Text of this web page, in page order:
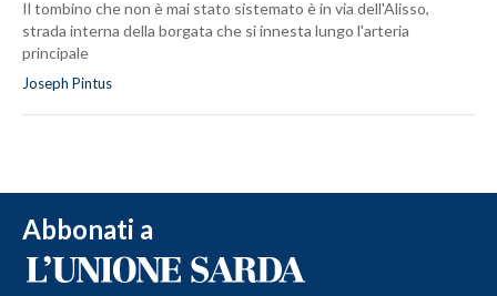
Il tombino che non è mai stato sistemato è in via dell'Alisso,
strada interna della borgata che si innesta lungo l'arteria
principale
Joseph Pintus
Abbonati a